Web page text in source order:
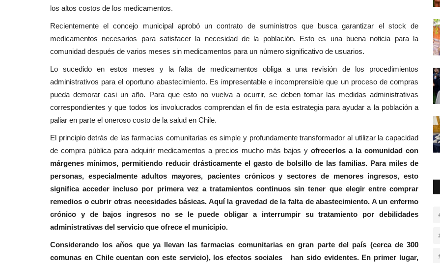
los altos costos de los medicamentos.
Recientemente el concejo municipal aprobó un contrato de suministros que busca garantizar el stock de
medicamentos necesarios para satisfacer la necesidad de la población. Esto es una buena noticia para la
comunidad después de varios meses sin medicamentos para un número significativo de usuarios.
Lo sucedido en estos meses y la falta de medicamentos obliga a una revisión de los procedimientos
administrativos para el oportuno abastecimiento. Es impresentable e incomprensible que un proceso de compras
pueda demorar casi un año. Para que esto no vuelva a ocurrir, se deben tomar las medidas administrativas
correspondientes y que todos los involucrados comprendan el fin de esta estrategia para ayudar a la población a
paliar en parte el oneroso costo de la salud en Chile.
El principio detrás de las farmacias comunitarias es simple y profundamente transformador al utilizar la capacidad
de compra pública para adquirir medicamentos a precios mucho más bajos y ofrecerlos a la comunidad con
márgenes mínimos, permitiendo reducir drásticamente el gasto de bolsillo de las familias. Para miles de
personas, especialmente adultos mayores, pacientes crónicos y sectores de menores ingresos, esto
significa acceder incluso por primera vez a tratamientos continuos sin tener que elegir entre comprar
remedios o cubrir otras necesidades básicas. Aquí la gravedad de la falta de abastecimiento. A un enfermo
crónico y de bajos ingresos no se le puede obligar a interrumpir su tratamiento por debilidades
administrativas del servicio que ofrece el municipio.
Considerando los años que ya llevan las farmacias comunitarias en gran parte del país (cerca de 300
comunas en Chile cuentan con este servicio), los efectos sociales han sido evidentes. En primer lugar,